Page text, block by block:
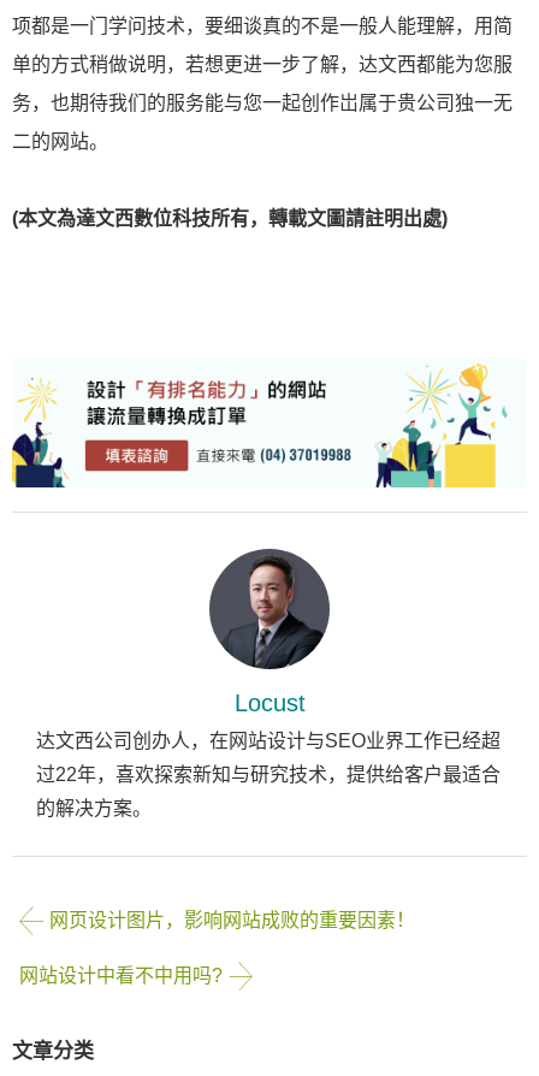
项都是一门学问技术，要细谈真的不是一般人能理解，用简
单的方式稍做说明，若想更进一步了解，达文西都能为您服
务，也期待我们的服务能与您一起创作岀属于贵公司独一无
二的网站。
(本文為達文西數位科技所有，轉載文圖請註明出處)
Locust
达文西公司创办人，在网站设计与SEO业界工作已经超
过22年，喜欢探索新知与研究技术，提供给客户最适合
的解决方案。
网页设计图片，影响网站成败的重要因素！
网站设计中看不中用吗?
文章分类